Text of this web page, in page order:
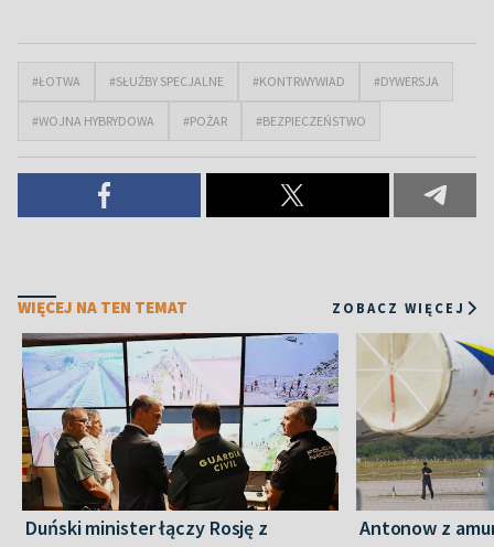
#ŁOTWA #SŁUŻBY SPECJALNE #KONTRWYWIAD #DYWERSJA
#WOJNA HYBRYDOWA #POŻAR #BEZPIECZEŃSTWO
WIĘCEJ NA TEN TEMAT ZOBACZ WIĘCEJ
Duński minister łączy Rosję z
Antonow z